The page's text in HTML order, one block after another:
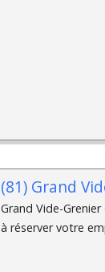
(81) Grand
Grand Vide-
à réserver votre